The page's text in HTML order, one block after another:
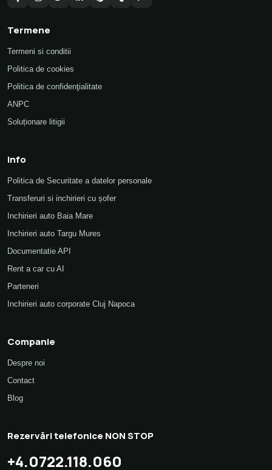
Termene
Termeni si conditii
Politica de cookies
Politica de confidenţialitate
ANPC
Soluționare litigii
Info
Politica de Securitate a datelor personale
Transferuri si inchirieri cu șofer
Inchirieri auto Baia Mare
Inchirieri auto Targu Mures
Documentatie API
Rent a car cu AI
Parteneri
Inchirieri auto corporate Cluj Napoca
Companie
Despre noi
Contact
Blog
Rezervări telefonice NON STOP
+4.0722.118.060